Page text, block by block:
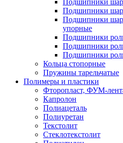
Подшипники
Подшипники
Подшипники
упорные
Подшипники
Подшипники
Подшипники
Кольца стопорные
Пружины тарельчатые
Полимеры и пластики
Фторопласт, ФУМ-
Капролон
Полиацеталь
Полиуретан
Текстолит
Стеклотекстолит